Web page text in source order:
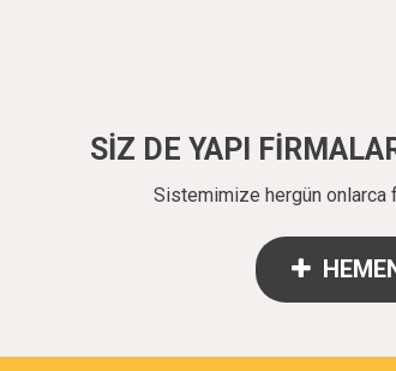
SİZ DE YAPI
Sistemimize hergün onlarca